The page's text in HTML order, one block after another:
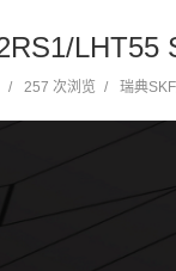
LHT55
/ 257 次浏览 / 瑞典